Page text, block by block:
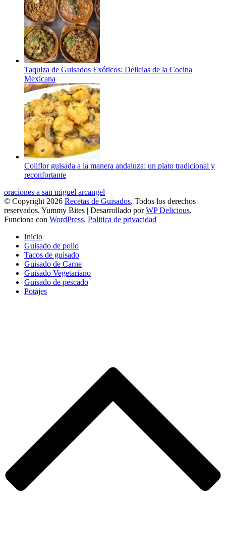
Taquiza de Guisados Exóticos: Delicias de la Cocina
Mexicana
Coliflor guisada a la manera andaluza: un plato tradicional y
reconfortante
oraciones a san miguel arcangel
© Copyright 2026 Recetas de Guisados. Todos los derechos
reservados. Yummy Bites | Desarrollado porWP Delicious.
Funciona con WordPress. Politica de privacidad
Inicio
Guisado de pollo
Tacos de guisado
Guisado de Carne
Guisado Vegetariano
Guisado de pescado
Potajes